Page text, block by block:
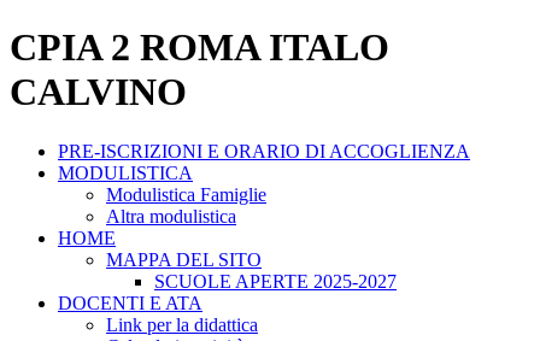
CPIA 2 ROMA ITALO
CALVINO
PRE-ISCRIZIONI E ORARIO DI ACCOGLIENZA
MODULISTICA
Modulistica Famiglie
Altra modulistica
HOME
MAPPA DEL SITO
SCUOLE APERTE 2025-2027
DOCENTI E ATA
Link per la didattica